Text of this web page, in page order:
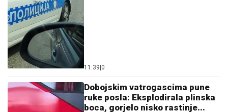
11:39 0
Dobojskim vatrogascima pune
ruke posla: Eksplodirala plinska
boca, gorjelo nisko rastinje...